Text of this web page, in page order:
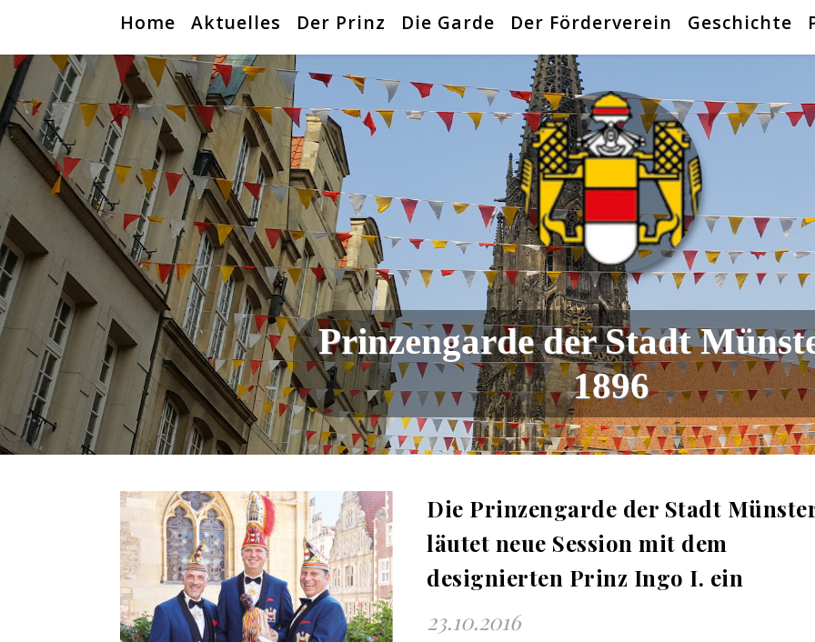
Home Aktuelles Der Prinz Die Garde Der Förderverein Geschichte
Prinzengarde der Stadt
1896
Die Prinzengarde der Stadt
läutet neue Session mit dem
designierten Prinz Ingo I. ein
23.10.2016